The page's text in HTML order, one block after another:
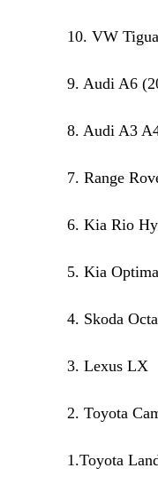
10. VW
9. Audi A6
8. Audi A3
7. Range
6. Kia Rio
5. Kia Optima
4. Skoda
3. Lexus LX
2. Toyota
1.Toyota